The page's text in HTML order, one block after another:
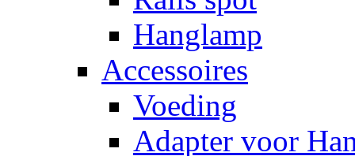
Hanglamp
Accessoires
Voeding
Adapter voor